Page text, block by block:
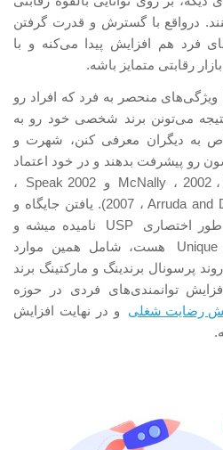
درواقع با گسترش و قدرت گرفتن
فرد هم افزایش پیدا می‌کنه و با
رقابتی متمایز باشه.
ویژگی‌های منحصر به فرد که افراد رو
می‌تونن برند شخصی خود رو به
به دیگران معرفی کنن، شهرت و
رو پیشرفت بدهند و در خود اعتماد
، 2002 ، McNally و Speak 2002
،
Arruda and
، 2007). یافتن جایگاه و
اختصاری
USP
نامیده میشه و
هست، شامل همین موارد
برندینگ و مارکتینگ برند
توانمندی‌های فردی در حوزه
رضایت شغلی
و در نهایت افزایش